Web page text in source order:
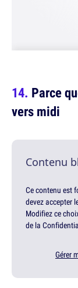
Parce
vers midi
Contenu
Ce contenu est
devez accepter
Modifiez ce
de la
Gérer